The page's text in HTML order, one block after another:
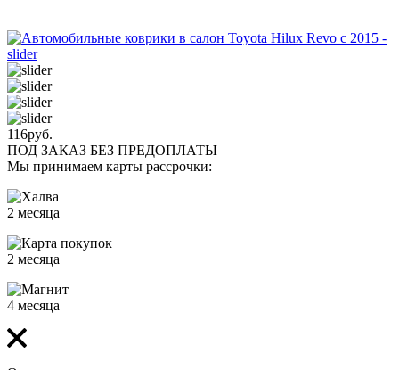
116руб.
ПОД ЗАКАЗ БЕЗ ПРЕДОПЛАТЫ
Мы принимаем карты рассрочки:
2 месяца
2 месяца
4 месяца